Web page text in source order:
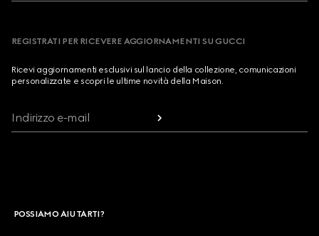
REGISTRATI PER RICEVERE AGGIORNAMENTI SU GUCCI
Ricevi aggiornamenti esclusivi sul lancio della collezione, comunicazioni
personalizzate e scopri le ultime novità della Maison.
Indirizzo e-mail
POSSIAMO AIUTARTI?